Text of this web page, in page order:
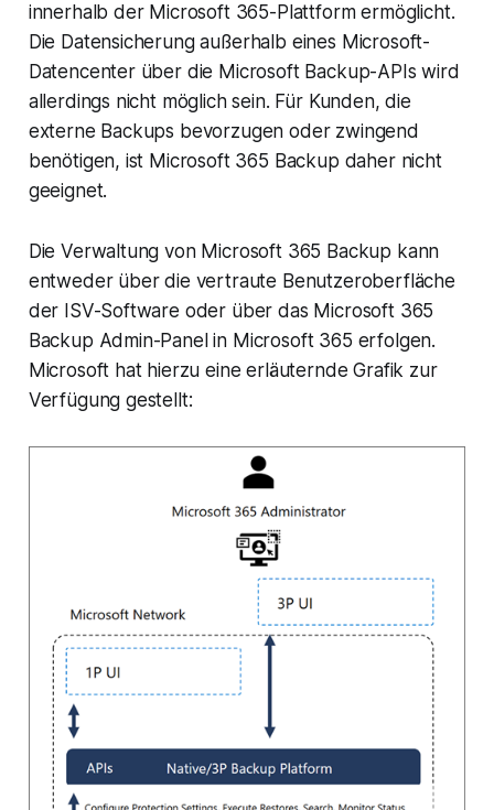
innerhalb der Microsoft 365-Plattform ermöglicht.
Die Datensicherung außerhalb eines Microsoft-
Datencenter über die Microsoft Backup-APIs wird
allerdings nicht möglich sein. Für Kunden, die
externe Backups bevorzugen oder zwingend
benötigen, ist Microsoft 365 Backup daher nicht
geeignet.
Die Verwaltung von Microsoft 365 Backup kann
entweder über die vertraute Benutzeroberfläche
der ISV-Software oder über das Microsoft 365
Backup Admin-Panel in Microsoft 365 erfolgen.
Microsoft hat hierzu eine erläuternde Grafik zur
Verfügung gestellt: